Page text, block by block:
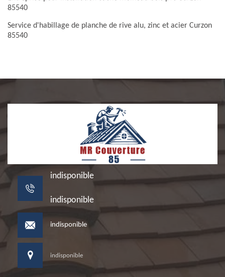
85540
Service d'habillage de planche de rive alu, zinc et acier Curzon
85540
indisponible
indisponible
indisponible
indisponible